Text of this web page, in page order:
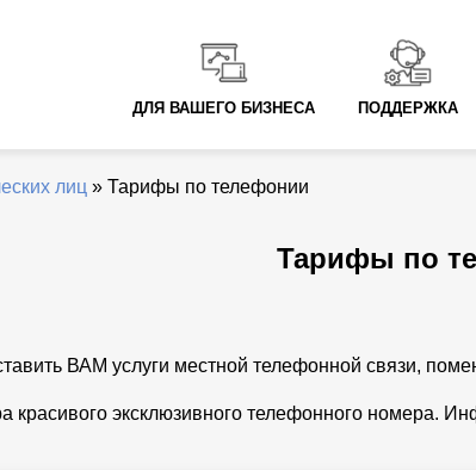
ДЛЯ ВАШЕГО БИЗНЕСА ПОДДЕРЖКА
лиц » Тарифы по телефонии
Тарифы по
ВАМ услуги местной телефонной связи,
красивого эксклюзивного телефонного номера.